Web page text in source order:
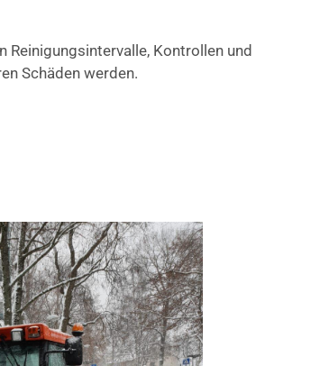
Kontrollen und
Schäden werden.